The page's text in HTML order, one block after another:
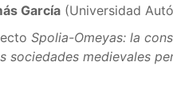
García (Universidad
Spolia-Omeyas: la
sociedades medievales